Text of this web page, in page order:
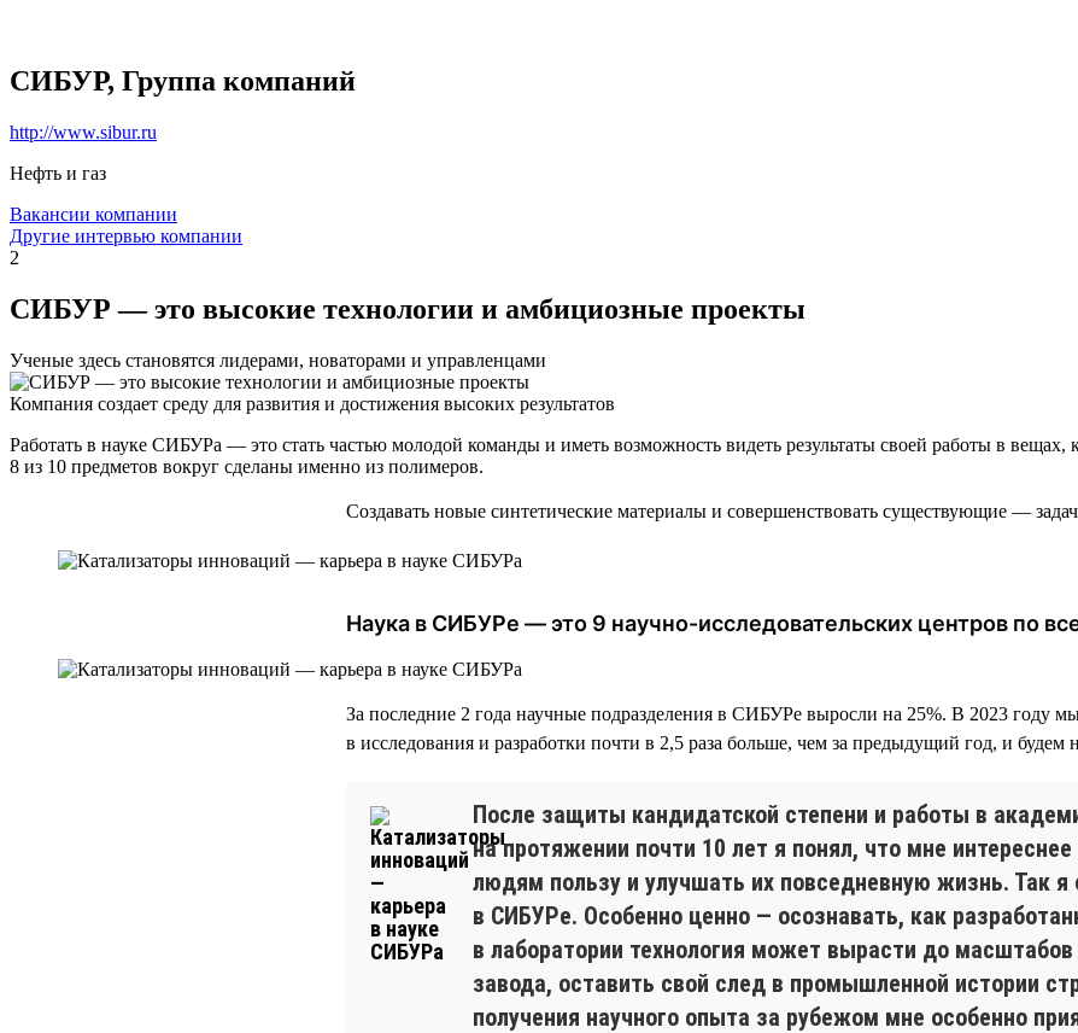
СИБУР, Группа компаний
http://www.sibur.ru
Нефть и газ
Вакансии компании
Другие интервью компании
2
СИБУР — это высокие технологии и амбициозные проекты
Ученые здесь становятся лидерами, новаторами и управленцами
Компания создает среду для развития и достижения высоких результатов
Работать в науке СИБУРа — это стать частью молодой команды и иметь возможность видеть результаты своей работы в
8 из 10 предметов вокруг сделаны именно из полимеров.
Создавать новые синтетические материалы и совершенствовать существующие —
Наука в СИБУРе — это 9 научно-исследовательских центров по
За последние 2 года научные подразделения в СИБУРе выросли на 25%. В 2023 году
в исследования и разработки почти в 2,5 раза больше, чем за предыдущий год, и будем
После защиты кандидатской степени и работы в
на протяжении почти 10 лет я понял, что мне интереснее
людям пользу и улучшать их повседневную жизнь. Так я
в СИБУРе. Особенно ценно — осознавать, как
в лаборатории технология может вырасти до масштабов
завода, оставить свой след в промышленной истории
получения научного опыта за рубежом мне особенно